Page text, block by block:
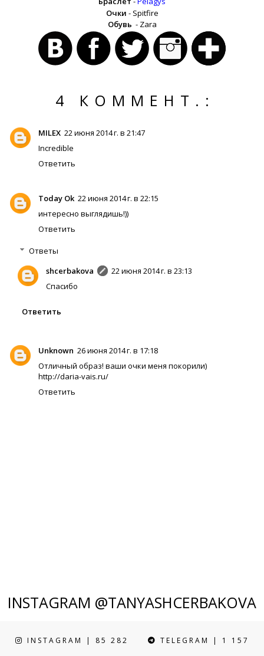
Очки - Spitfire
Обувь - Zara
4 КОММЕНТ.:
MILEX 22 июня 2014 г. в 21:47
Incredible
Ответить
Today Ok 22 июня 2014 г. в 22:15
интересно выглядишь!))
Ответить
Ответы
shcerbakova
22 июня 2014 г. в 23:13
Спасибо
Ответить
Unknown 26 июня 2014 г. в 17:18
Отличный образ! ваши очки меня покорили)
http://daria-vais.ru/
Ответить
INSTAGRAM @TANYASHCERBAKOVA
INSTAGRAM | 85 282 TELEGRAM | 1 157